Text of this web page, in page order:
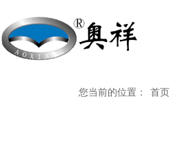
您当前的位置： 首页